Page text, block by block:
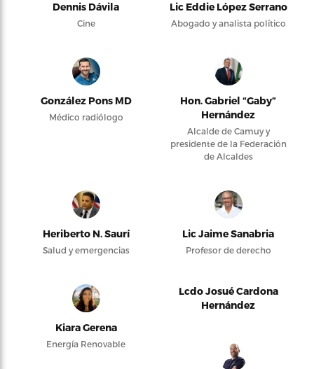
Dennis Dávila
Cine
Lic Eddie López Serrano
Abogado y analista político
González Pons MD
Médico radiólogo
Hon. Gabriel “Gaby”
Hernández
Alcalde de Camuy y
presidente de la Federación
de Alcaldes
Heriberto N. Saurí
Salud y emergencias
Lic Jaime Sanabria
Profesor de derecho
Kiara Gerena
Energía Renovable
Lcdo Josué Cardona
Hernández